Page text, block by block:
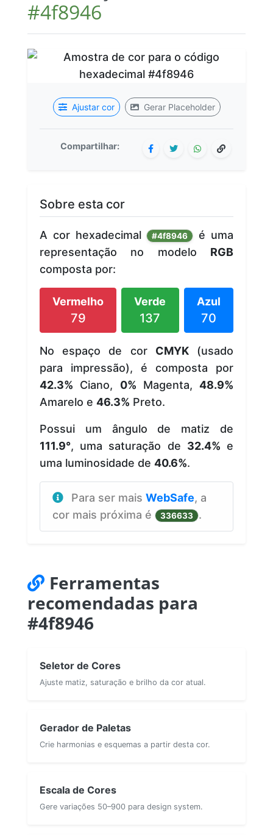
#4f8946
Ajustar cor Gerar Placeholder
Compartilhar:
Sobre esta cor
A cor hexadecimal #4f8946
é uma
representação no modelo RGB
composta por:
Vermelho
79
Verde
137
Azul
70
No espaço de cor CMYK(usado
para impressão), é composta por
42.3% Ciano, 0% Magenta, 48.9%
Amarelo e 46.3% Preto.
Possui um ângulo de matiz de
111.9°, uma saturação de 32.4% e
uma luminosidade de 40.6%.
Para ser mais WebSafe, a
cor mais próxima é
336633 .
Ferramentas
recomendadas para
#4f8946
Seletor de Cores
Ajuste matiz, saturação e brilho da cor atual.
Gerador de Paletas
Crie harmonias e esquemas a partir desta cor.
Escala de Cores
Gere variações 50–900 para design system.